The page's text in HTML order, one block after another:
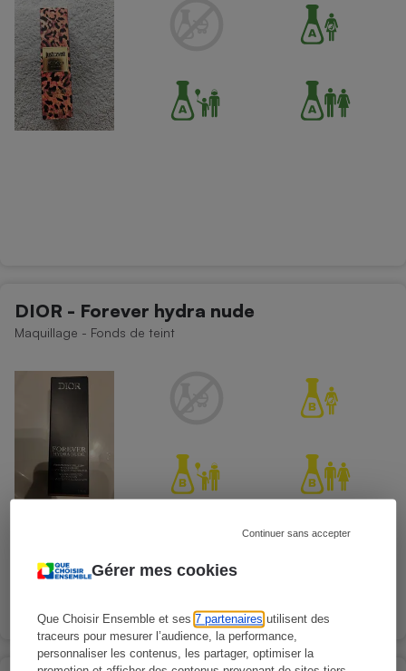
Gérer mes cookies
Que Choisir Ensemble et ses7 partenaires utilisent des
traceurs pour mesurer l’audience, la performance,
personnaliser les contenus, les partager, optimiser la
Continuer sans accepter
DIOR - Forever hydra nude
Maquillage - Fonds de teint